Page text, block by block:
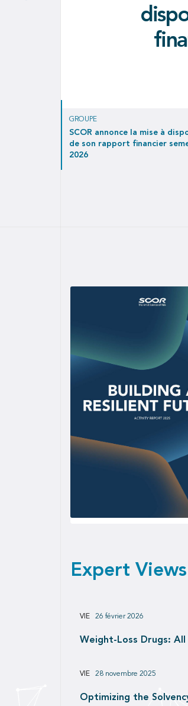
Résultat net
contribuant
GROUPE
SCOR annonce la mise à
de son rapport financier
2026
Expert Views
Weight-Loss Drugs:
VIE 26 février 2026
Optimizing the
VIE 28 novembre 2025